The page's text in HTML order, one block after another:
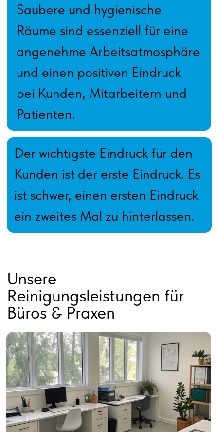
Praxisreinigung
Büroreinigung
Müllentsorgung & Auffüllen von
Verbrauchsmaterialien
Sanitärreinigung
Büros & Praxen